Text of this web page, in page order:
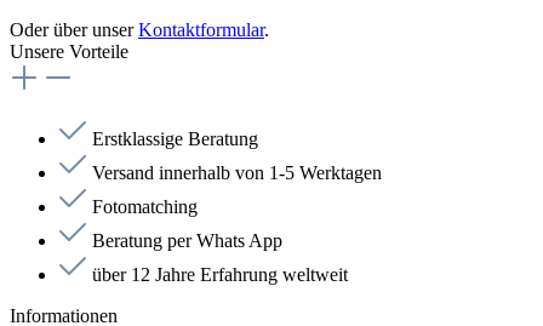
Oder über unserKontaktformular.
Unsere Vorteile
Erstklassige Beratung
Versand innerhalb von 1-5 Werktagen
Fotomatching
Beratung per Whats App
über 12 Jahre Erfahrung weltweit
Informationen